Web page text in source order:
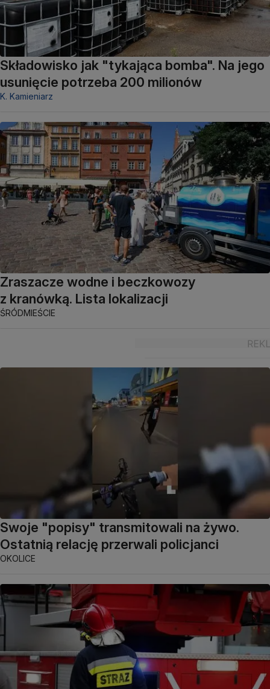
Składowisko jak "tykająca bomba". Na jego
usunięcie potrzeba 200 milionów
K. Kamieniarz
Zraszacze wodne i beczkowozy
z kranówką. Lista lokalizacji
ŚRÓDMIEŚCIE
Swoje "popisy" transmitowali na żywo.
Ostatnią relację przerwali policjanci
OKOLICE